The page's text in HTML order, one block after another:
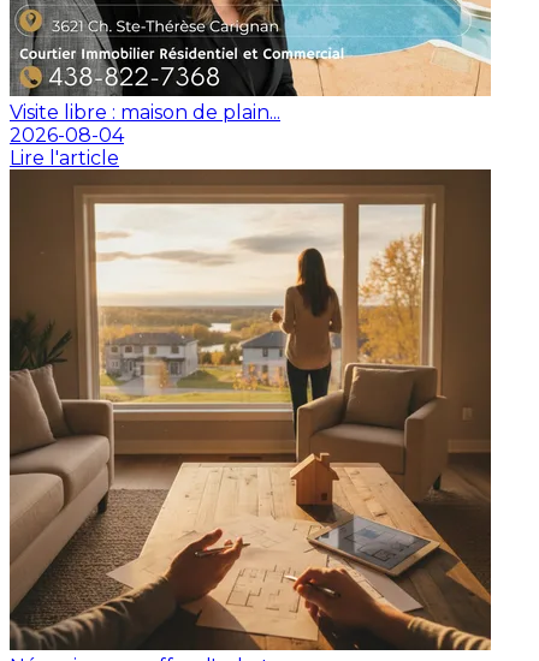
Visite libre : maison de plain...
2026-08-04
Lire l'article